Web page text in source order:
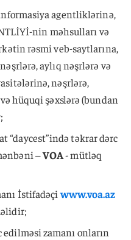
agentliklərinə,
nin məhsulları və
rəsmi veb-saytlarına,
aylıq nəşrlərə və
nəşrlərə,
hüquqi şəxslərə (bundan
“daycest”ində təkrar dərc
–VOA- mütləq
İstifadəçiwww.voa.az
zamanı onların